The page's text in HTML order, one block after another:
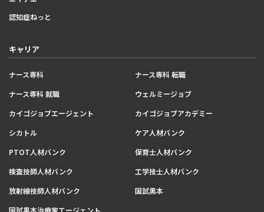
認知症ねっと
キャリア
ナース専科
ナース専科 転職
ナース専科 就職
ウェルミージョブ
カイゴジョブエージェント
カイゴジョブアカデミー
シカトル
ケア人材バンク
PTOT人材バンク
保育士人材バンク
検査技師人材バンク
工学技士人材バンク
放射線技師人材バンク
国試黒本
国試黒本治療家エージェント